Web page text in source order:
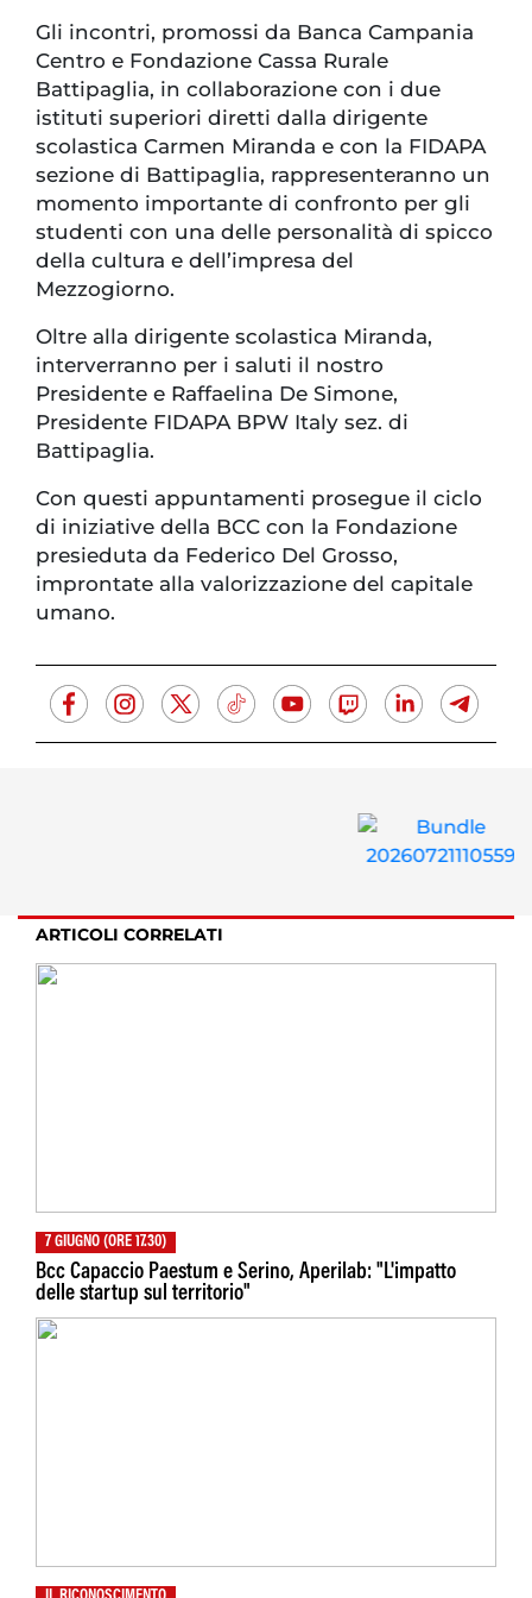
Gli incontri, promossi da Banca Campania
Centro e Fondazione Cassa Rurale
Battipaglia, in collaborazione con i due
istituti superiori diretti dalla dirigente
scolastica Carmen Miranda e con la FIDAPA
sezione di Battipaglia, rappresenteranno un
momento importante di confronto per gli
studenti con una delle personalità di spicco
della cultura e dell’impresa del
Mezzogiorno.
Oltre alla dirigente scolastica Miranda,
interverranno per i saluti il nostro
Presidente e Raffaelina De Simone,
Presidente FIDAPA BPW Italy sez. di
Battipaglia.
Con questi appuntamenti prosegue il ciclo
di iniziative della BCC con la Fondazione
presieduta da Federico Del Grosso,
improntate alla valorizzazione del capitale
umano.
ARTICOLI CORRELATI
7 GIUGNO (ORE 17.30)
Bcc Capaccio Paestum e Serino, Aperilab: "L'impatto
delle startup sul territorio"